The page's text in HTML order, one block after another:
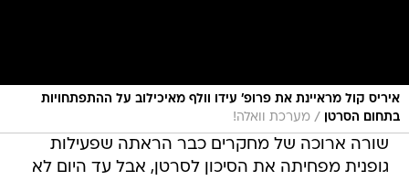
איריס קול מראיינת את פרופ' עידו וולף מאיכילוב על ההתפתחויות
בתחום הסרטן
/ מערכת וואלה!
שורה ארוכה של מחקרים כבר הראתה שפעילות
גופנית מפחיתה את הסיכון לסרטן, אבל עד היום לא